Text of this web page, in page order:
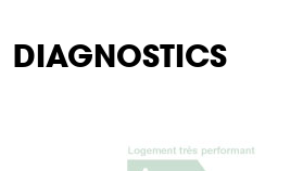
DIAGNOSTICS